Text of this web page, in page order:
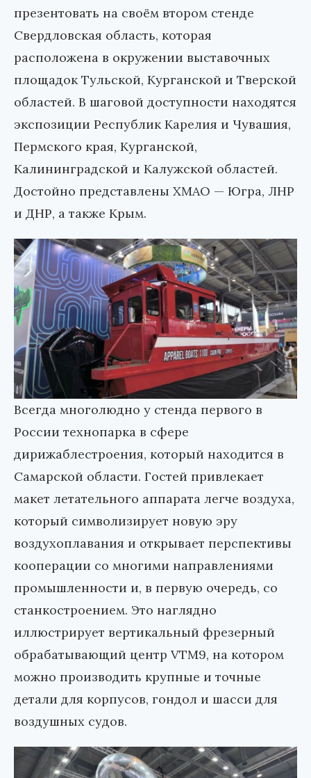
презентовать на своём втором стенде
Свердловская область, которая
расположена в окружении выставочных
площадок Тульской, Курганской и Тверской
областей. В шаговой доступности находятся
экспозиции Республик Карелия и Чувашия,
Пермского края, Курганской,
Калининградской и Калужской областей.
Достойно представлены ХМАО — Югра, ЛНР
и ДНР, а также Крым.
Всегда многолюдно у стенда первого в
России технопарка в сфере
дирижаблестроения, который находится в
Самарской области. Гостей привлекает
макет летательного аппарата легче воздуха,
который символизирует новую эру
воздухоплавания и открывает перспективы
кооперации со многими направлениями
промышленности и, в первую очередь, со
станкостроением. Это наглядно
иллюстрирует вертикальный фрезерный
обрабатывающий центр VTM9, на котором
можно производить крупные и точные
детали для корпусов, гондол и шасси для
воздушных судов.